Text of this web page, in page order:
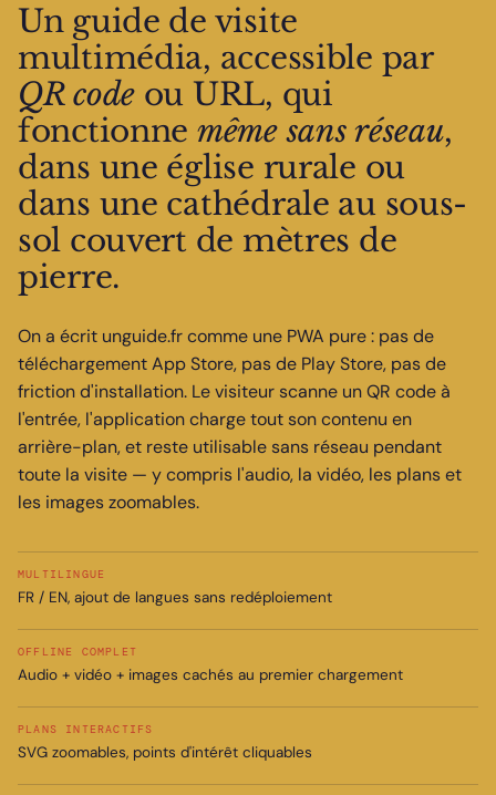
Un guide de visite
multimédia, accessible par
QR code ou URL, qui
fonctionne même sans réseau,
dans une église rurale ou
dans une cathédrale au sous-
sol couvert de mètres de
pierre.
On a écrit unguide.fr comme une PWA pure : pas de
téléchargement App Store, pas de Play Store, pas de
friction d'installation. Le visiteur scanne un QR code à
l'entrée, l'application charge tout son contenu en
arrière-plan, et reste utilisable sans réseau pendant
toute la visite — y compris l'audio, la vidéo, les plans et
les images zoomables.
MULTILINGUE
FR / EN, ajout de langues sans redéploiement
OFFLINE COMPLET
Audio + vidéo + images cachés au premier chargement
PLANS INTERACTIFS
SVG zoomables, points d'intérêt cliquables